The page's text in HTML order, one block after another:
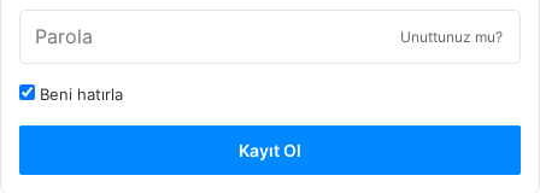
Unuttunuz mu?
Beni hatırla
Kayıt Ol